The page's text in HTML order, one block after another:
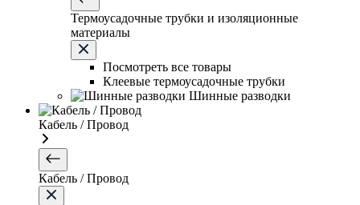
Термоусадочные трубки и изоляционные
материалы
Посмотреть все товары
Клеевые термоусадочные трубки
Шинные разводки
Кабель / Провод
Кабель / Провод